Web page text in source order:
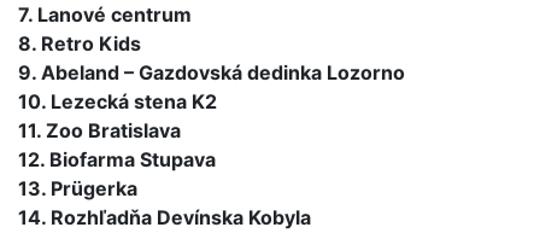
7. Lanové centrum
8. Retro Kids
9. Abeland – Gazdovská dedinka Lozorno
10. Lezecká stena K2
11. Zoo Bratislava
12. Biofarma Stupava
13. Prügerka
14. Rozhľadňa Devínska Kobyla